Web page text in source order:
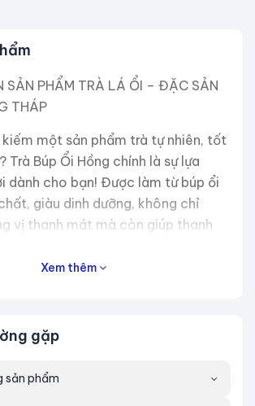
SẢN PHẨM TRÀ LÁ ỔI – ĐẶC SẢN
THÁP
một sản phẩm trà tự nhiên, tốt
Trà Búp Ổi Hồng chính là sự lựa
dành cho bạn! Được làm từ búp ổi
giàu dinh dưỡng, không chỉ
vị thanh mát mà còn giúp thanh
lần 3 Liệu trình có thể uống được
CỦA TRÀ LÁ ỔI
Xem thêm
gặp
sản phẩm